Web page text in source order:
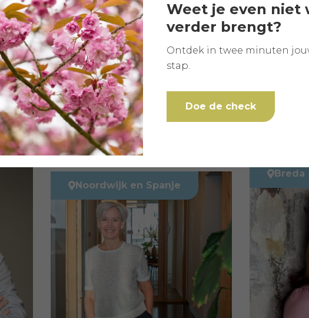
Noordwijk en Spanje
Breda
Weet je even niet
verder brengt?
Ontdek in twee minuten
stap.
Doe de check